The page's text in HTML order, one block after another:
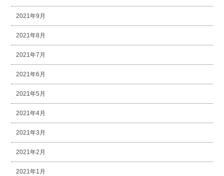
2021年9月
2021年8月
2021年7月
2021年6月
2021年5月
2021年4月
2021年3月
2021年2月
2021年1月